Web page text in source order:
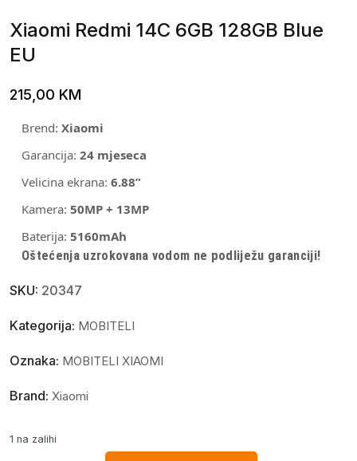
Xiaomi Redmi 14C 6GB 128GB Blue
EU
215,00 KM
Brend: Xiaomi
Garancija: 24 mjeseca
Velicina ekrana: 6.88”
Kamera: 50MP + 13MP
Baterija: 5160mAh
Oštećenja uzrokovana vodom ne podliježu garanciji!
SKU: 20347
Kategorija: MOBITELI
Oznaka: MOBITELI XIAOMI
Brand: Xiaomi
1 na zalihi